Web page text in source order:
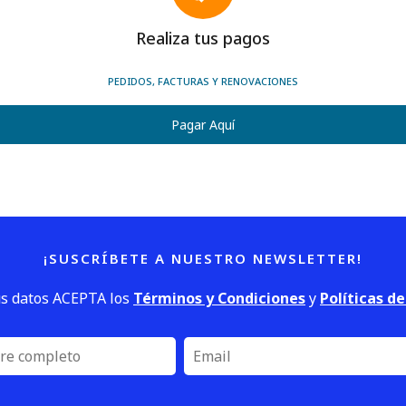
Realiza tus pagos
PEDIDOS, FACTURAS Y RENOVACIONES
Pagar Aquí
¡SUSCRÍBETE A NUESTRO NEWSLETTER!
datos ACEPTA los Términos y Condicionesy Políticas